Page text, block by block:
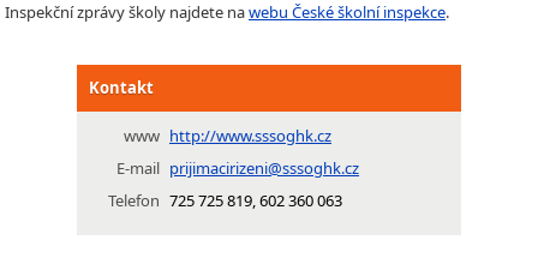
Inspekční zprávy školy najdete nawebu České školní inspekce.
Kontakt
www http://www.sssoghk.cz
E-mail prijimacirizeni@sssoghk.cz
Telefon 725 725 819, 602 360 063